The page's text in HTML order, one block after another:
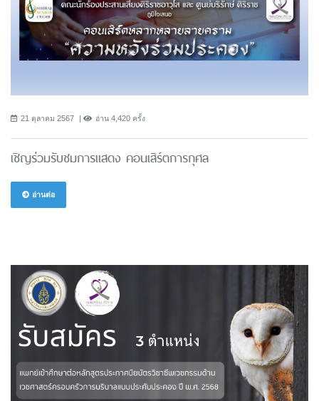
21 ตุลาคม 2567 อ่าน 4,420 ครั้ง
เชิญร่วมรับชมการแสดง คอนเสิร์ตการกุศล
อ่านต่อ